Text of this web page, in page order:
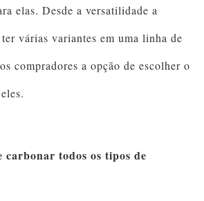
elas. Desde a versatilidade a
várias variantes em uma linha de
compradores a opção de escolher o
carbonar todos os tipos de